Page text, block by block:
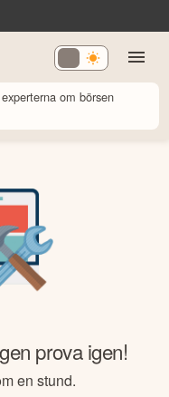
om börsen
prova igen!
en stund.